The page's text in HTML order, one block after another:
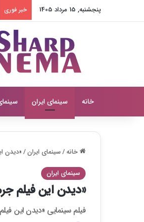
پنجشنبه, 15 مرداد 1405 خبر فوری
خانه سینمای ایران
خانه/سینمای ایران/«دیدن
سینمای ایران
«دیدن این فیلم
فیلم سینمایی «دیدن این فیلم جرم است» با جذب ۷۵